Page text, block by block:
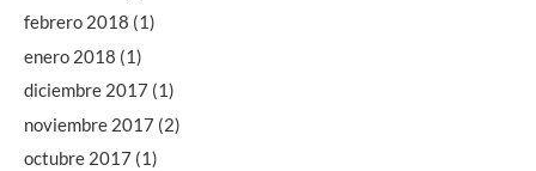
febrero 2018 (1)
enero 2018 (1)
diciembre 2017 (1)
noviembre 2017 (2)
octubre 2017 (1)